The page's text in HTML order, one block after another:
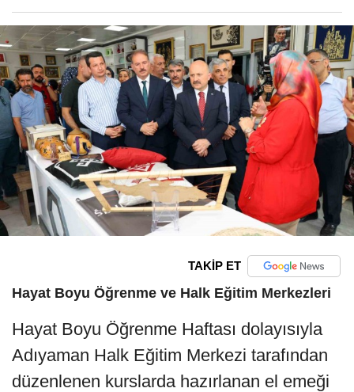
TAKİP ET
Hayat Boyu Öğrenme ve Halk Eğitim Merkezleri
Hayat Boyu Öğrenme Haftası dolayısıyla
Adıyaman Halk Eğitim Merkezi tarafından
düzenlenen kurslarda hazırlanan el emeği